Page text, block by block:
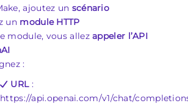
ajoutez un scénario
un module HTTP
module, vous allezappeler l’API
:
URL:
https://api.openai.com/v1/chat/